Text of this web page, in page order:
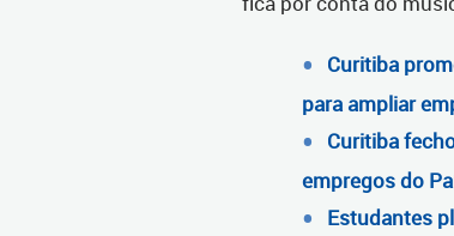
Curitiba
para ampliar
Curitiba
empregos do
Estudantes